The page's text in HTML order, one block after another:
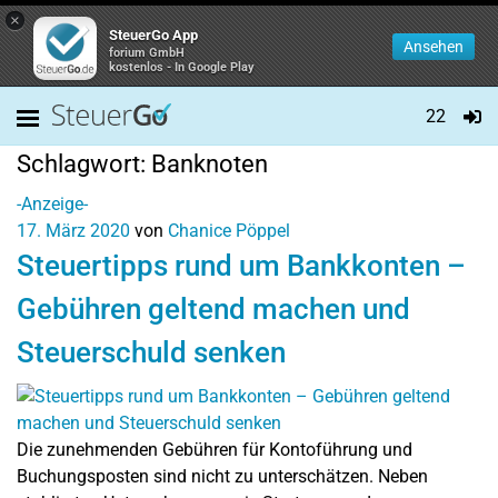
×
SteuerGo App
forium GmbH
kostenlos - In Google Play
Ansehen
22
Schlagwort: Banknoten
-Anzeige-
17. März 2020 von Chanice Pöppel
Steuertipps rund um Bankkonten –
Gebühren geltend machen und
Steuerschuld senken
Die zunehmenden Gebühren für Kontoführung und
Buchungsposten sind nicht zu unterschätzen. Neben